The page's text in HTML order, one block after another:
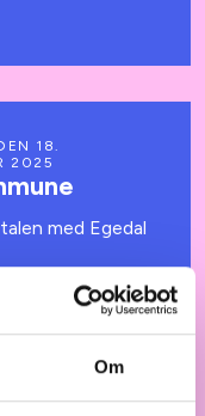
Om
18.
2025
med Egedal
2025